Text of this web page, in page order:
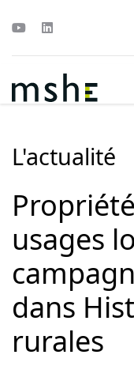
L'actualité
usages
dans
rurales